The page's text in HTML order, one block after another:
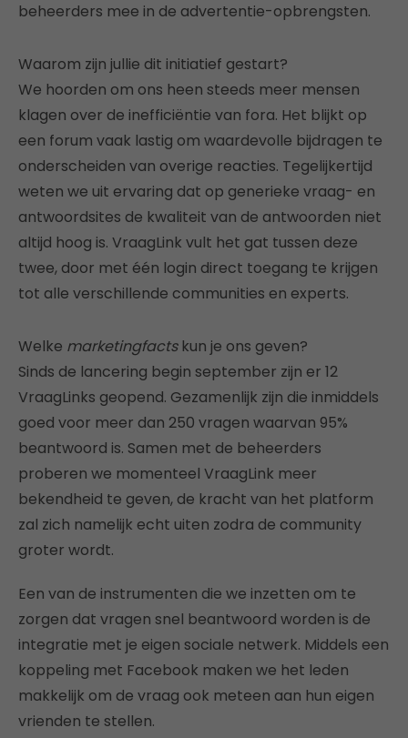
beheerders mee in de advertentie-opbrengsten.
Waarom zijn jullie dit initiatief gestart?
We hoorden om ons heen steeds meer mensen
klagen over de inefficiëntie van fora. Het blijkt op
een forum vaak lastig om waardevolle bijdragen te
onderscheiden van overige reacties. Tegelijkertijd
weten we uit ervaring dat op generieke vraag- en
antwoordsites de kwaliteit van de antwoorden niet
altijd hoog is. VraagLink vult het gat tussen deze
twee, door met één login direct toegang te krijgen
tot alle verschillende communities en experts.
Welke marketingfactskun je ons geven?
Sinds de lancering begin september zijn er 12
VraagLinks geopend. Gezamenlijk zijn die inmiddels
goed voor meer dan 250 vragen waarvan 95%
beantwoord is. Samen met de beheerders
proberen we momenteel VraagLink meer
bekendheid te geven, de kracht van het platform
zal zich namelijk echt uiten zodra de community
groter wordt.
Een van de instrumenten die we inzetten om te
zorgen dat vragen snel beantwoord worden is de
integratie met je eigen sociale netwerk. Middels een
koppeling met Facebook maken we het leden
makkelijk om de vraag ook meteen aan hun eigen
vrienden te stellen.